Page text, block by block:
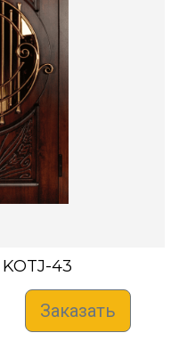
KOTJ-43
Заказать